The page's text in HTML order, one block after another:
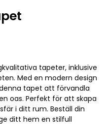
tapeter, inklusive
Med en modern design
tapet att förvandla
oas. Perfekt för att skapa
i ditt rum. Beställ din
ditt hem en stilfull